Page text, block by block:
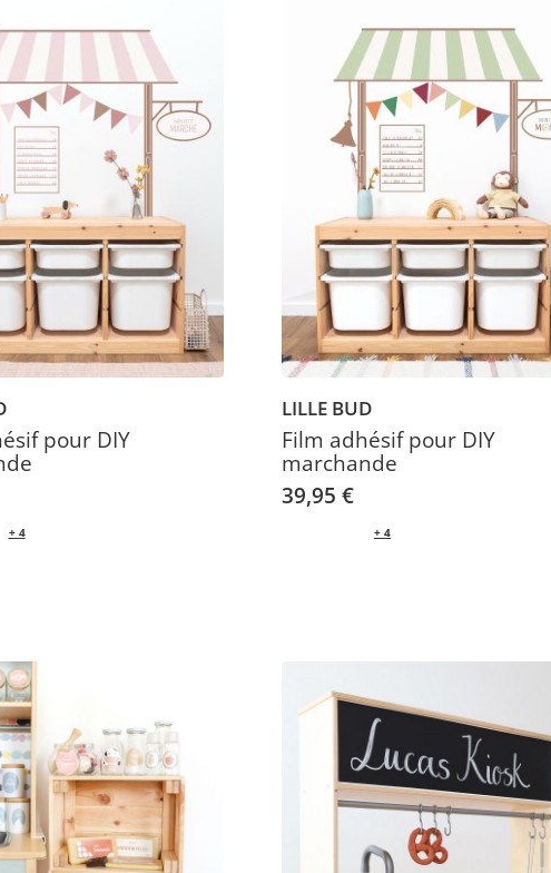
pour DIY
+ 4
LILLE BUD
Film adhésif pour DIY
marchande
39,95 €
+ 4